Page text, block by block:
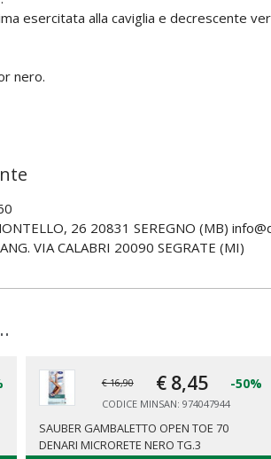
esercitata alla caviglia e decrescente
nero.
26 20831 SEREGNO (MB)
VIA CALABRI 20090 SEGRATE (MI)
€ 16,90 € 8,45 -50%
CODICE MINSAN: 974047944
SAUBER GAMBALETTO OPEN TOE 70
DENARI MICRORETE NERO TG.3